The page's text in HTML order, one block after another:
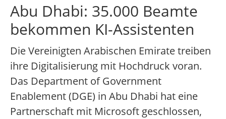
Abu Dhabi: 35.000 Beamte
bekommen KI-Assistenten
Die Vereinigten Arabischen Emirate treiben
ihre Digitalisierung mit Hochdruck voran.
Das Department of Government
Enablement (DGE) in Abu Dhabi hat eine
Partnerschaft mit Microsoft geschlossen,